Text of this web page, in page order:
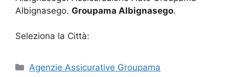
Albignasego. Groupama Albignasego.
Seleziona la Città:
Categorie
Agenzie Assicurative Groupama